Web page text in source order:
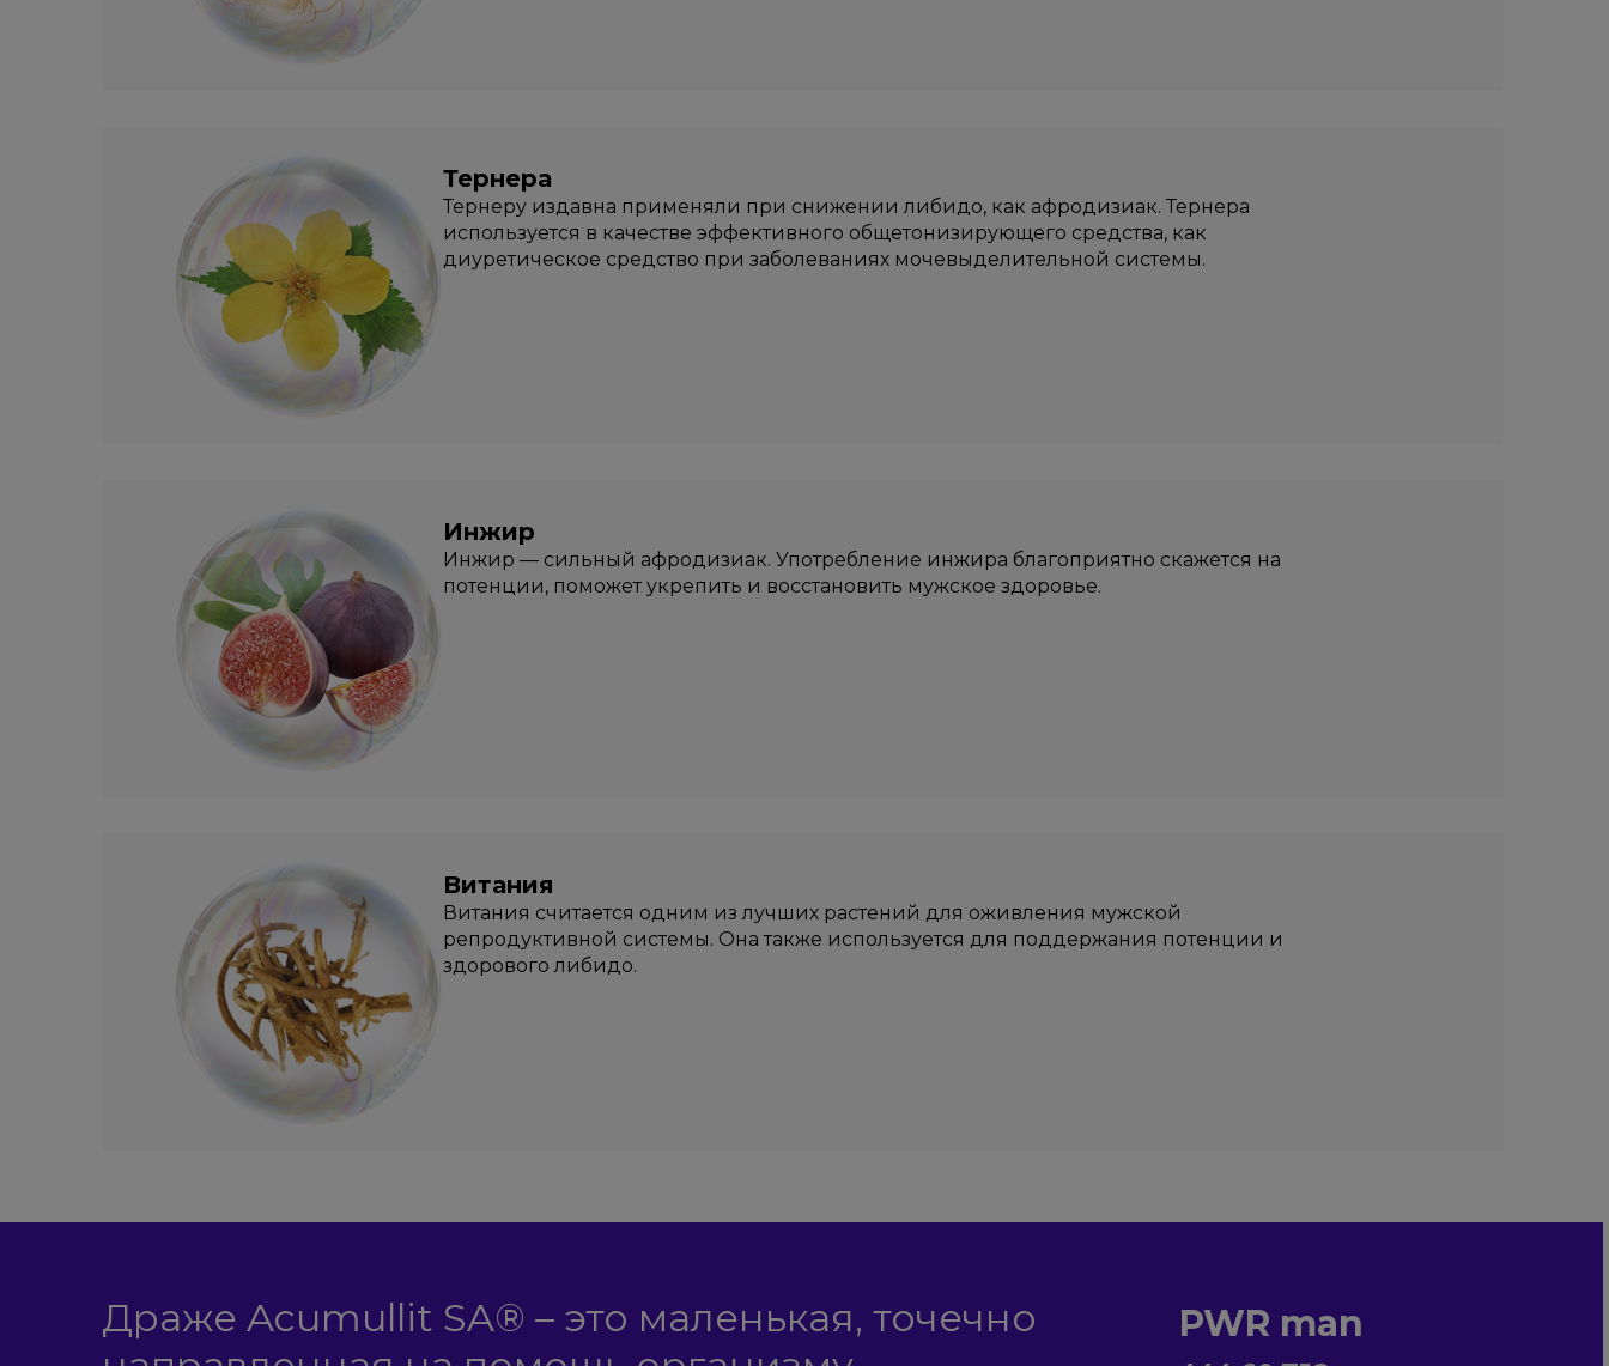
Тернера
Тернеру издавна применяли при снижении либидо, как афродизиак. Тернера
используется в качестве эффективного общетонизирующего средства, как
диуретическое средство при заболеваниях мочевыделительной системы.
Инжир
Инжир — сильный афродизиак. Употребление инжира благоприятно скажется на
потенции, поможет укрепить и восстановить мужское здоровье.
Витания
Витания считается одним из лучших растений для оживления мужской
репродуктивной системы. Она также используется для поддержания потенции и
здорового либидо.
Драже Acumullit SA® – это маленькая, точечно
PWR man